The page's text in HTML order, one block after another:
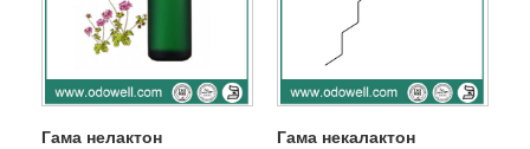
Гама нелактон Гама некалактон